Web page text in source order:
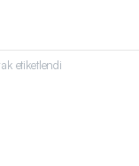
etiketlendi